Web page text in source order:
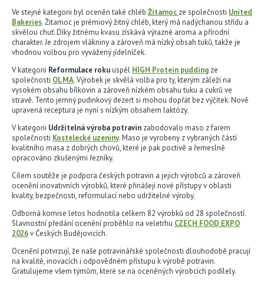
Ve stejné kategorii byl oceněn také chléb Žitamoc ze společnosti United
Bakeries. Žitamoc je prémiový žitný chléb, který má nadýchanou střídu a
skvělou chuť. Díky žitnému kvasu získává výrazné aroma a přírodní
charakter. Je zdrojem vlákniny a zároveň má nízký obsah tuků, takže je
vhodnou volbou pro vyvážený jídelníček.
V kategorii Reformulace rokuuspěl HIGH Protein pudding ze
společnosti OLMA. Výrobek je skvělá volba pro ty, kterým záleží na
vysokém obsahu bílkovin a zároveň nízkém obsahu tuku a cukrů ve
stravě. Tento jemný pudinkový dezert si mohou dopřát bez výčitek. Nově
upravená receptura je nyní s nízkým obsahem laktózy.
V kategorii Udržitelná výroba potravin zabodovalo maso z farem
společnosti Kostelecké uzeniny. Maso je vyrobeny z vybraných částí
kvalitního masa z dobrých chovů, které je pak poctivě a řemeslně
opracováno zkušenými řezníky.
Cílem soutěže je podpora českých potravin a jejich výrobců a zároveň
ocenění inovativních výrobků, které přinášejí nové přístupy v oblasti
kvality, bezpečnosti, reformulací nebo udržitelné výroby.
Odborná komise letos hodnotila celkem 82 výrobků od 28 společností.
Slavnostní předání ocenění proběhlo na veletrhu CZECH FOOD EXPO
2026v Českých Budějovicích.
Ocenění potvrzují, že naše potravinářské společnosti dlouhodobě pracují
na kvalitě, inovacích i odpovědném přístupu k výrobě potravin.
Gratulujeme všem týmům, které se na oceněných výrobcích podílely.